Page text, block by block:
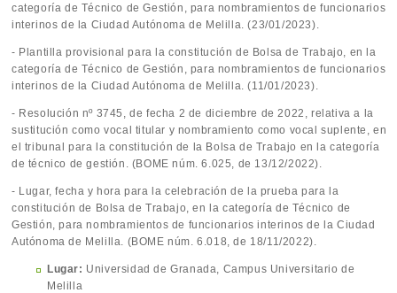
categoría de Técnico de Gestión, para nombramientos de funcionarios
interinos de la Ciudad Autónoma de Melilla. (23/01/2023).
- Plantilla provisional para la constitución de Bolsa de Trabajo, en la
categoría de Técnico de Gestión, para nombramientos de funcionarios
interinos de la Ciudad Autónoma de Melilla. (11/01/2023).
- Resolución nº 3745, de fecha 2 de diciembre de 2022, relativa a la
sustitución como vocal titular y nombramiento como vocal suplente, en
el tribunal para la constitución de la Bolsa de Trabajo en la categoría
de técnico de gestión. (BOME núm. 6.025, de 13/12/2022).
- Lugar, fecha y hora para la celebración de la prueba para la
constitución de Bolsa de Trabajo, en la categoría de Técnico de
Gestión, para nombramientos de funcionarios interinos de la Ciudad
Autónoma de Melilla. (BOME núm. 6.018, de 18/11/2022).
Lugar: Universidad de Granada, Campus Universitario de
Melilla